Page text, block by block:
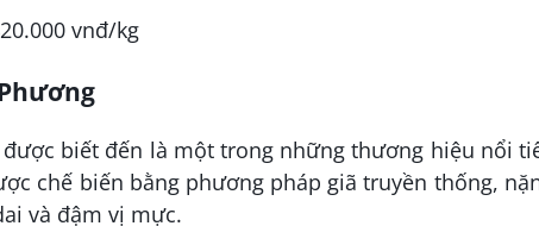
vnđ/kg
được biết đến là một trong những thương hiệu nổi
chế biến bằng phương pháp giã truyền thống,
và đậm vị mực.